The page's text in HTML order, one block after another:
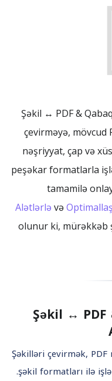
Şəkil ↔ PDF &
çevirməyə, mövcud
nəşriyyat, çap və
peşəkar formatlarla
tamamilə
Alətlərlə və
olunur ki, mürəkkəb
Şəkil ↔
Şəkilləri çevirmək, PDF
şəkil formatları ilə